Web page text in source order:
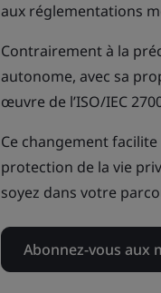
aux réglementations
Contrairement à la
autonome, avec sa
œuvre de l’ISO/IEC
Ce changement facilite
protection de la vie
soyez dans votre
Abonnez-vous aux